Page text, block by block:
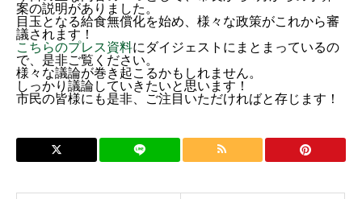
案の説明がありました。
目玉となる給食無償化を始め、様々な政策がこれから審
議されます！
こちらのプレス資料にダイジェストにまとまっているの
で、是非ご覧ください。
様々な議論が巻き起こるかもしれません。
しっかり議論していきたいと思います！
市民の皆様にも是非、ご注目いただければと存じます！